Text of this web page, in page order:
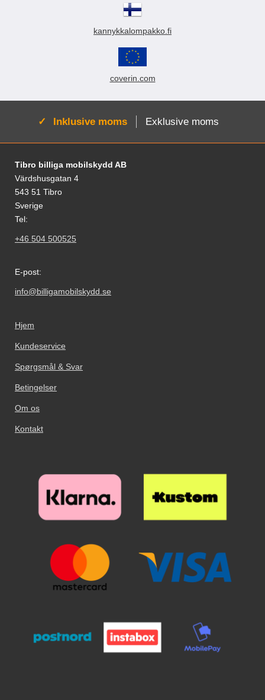
kannykkalompakko.fi
coverin.com
Aktiv:
Inklusive moms Exklusive moms
Fodnoter Blandede oplysninger og links
Tibro billiga mobilskydd AB
Värdshusgatan 4
543 51 Tibro
Sverige
Tel:
+46 504 500525
E-post:
info@billigamobilskydd.se
Hjem
Kundeservice
Spørgsmål & Svar
Betingelser
Om os
Kontakt